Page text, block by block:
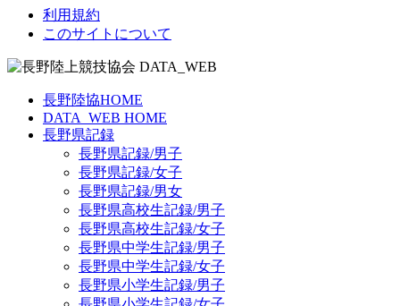
利用規約
このサイトについて
長野陸協HOME
DATA_WEB HOME
長野県記録
長野県記録/男子
長野県記録/女子
長野県記録/男女
長野県高校生記録/男子
長野県高校生記録/女子
長野県中学生記録/男子
長野県中学生記録/女子
長野県小学生記録/男子